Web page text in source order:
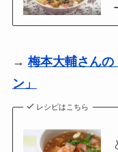
→梅本大輔さんの
ン」
レシピはこちら